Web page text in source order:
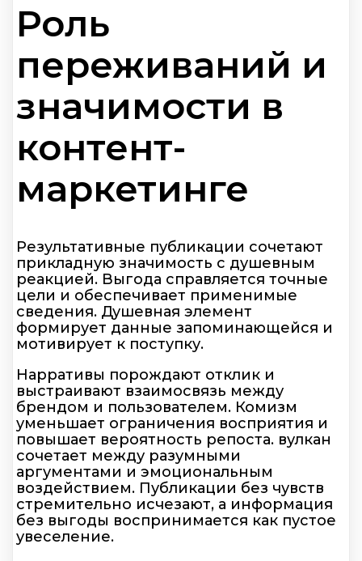
Роль
переживаний и
значимости в
контент-
маркетинге
Результативные публикации сочетают
прикладную значимость с душевным
реакцией. Выгода справляется точные
цели и обеспечивает применимые
сведения. Душевная элемент
формирует данные запоминающейся и
мотивирует к поступку.
Нарративы порождают отклик и
выстраивают взаимосвязь между
брендом и пользователем. Комизм
уменьшает ограничения восприятия и
повышает вероятность репоста. вулкан
сочетает между разумными
аргументами и эмоциональным
воздействием. Публикации без чувств
стремительно исчезают, а информация
без выгоды воспринимается как пустое
увеселение.